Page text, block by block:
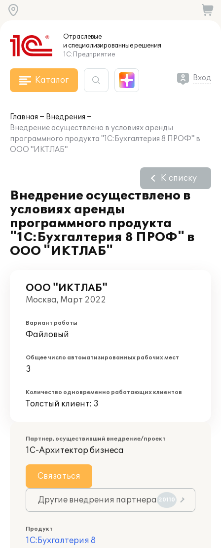
Отраслевые
и специализированныерешения
1С:Предприятие
Каталог Вход
Главная
Внедрения
Внедрение осуществлено в условиях аренды
программного продукта "1С:Бухгалтерия 8 ПРОФ" в
ООО "ИКТЛАБ"
Внедрение осуществлено в
условиях аренды
программного продукта
"1С:Бухгалтерия 8 ПРОФ" в
ООО "ИКТЛАБ"
К списку
ООО "ИКТЛАБ"
Москва, Март 2022
Вариант работы
Файловый
Общее число автоматизированных рабочих мест
3
Количество одновременно работающих клиентов
Толстый клиент: 3
Партнер, осуществивший внедрение/проект
1С-Архитектор бизнеса
Связаться
Другие внедрения партнера 20110
Продукт
1С:Бухгалтерия 8